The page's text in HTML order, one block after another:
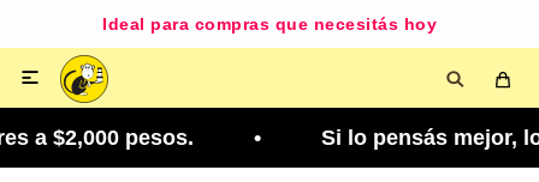
Ideal para compras que necesitás hoy

a $2,000 pesos. • Si lo pensás mejor, lo